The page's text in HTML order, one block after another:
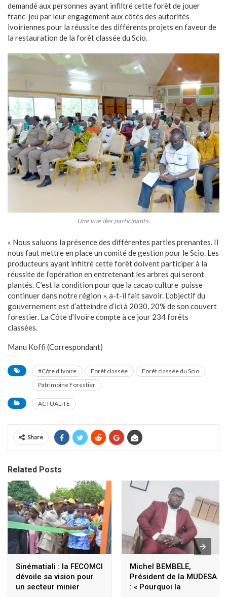
demandé aux personnes ayant infiltré cette forêt de jouer
franc-jeu par leur engagement aux côtés des autorités
ivoiriennes pour la réussite des différents projets en faveur de
la restauration de la forêt classée du Scio.
Une vue des participants.
« Nous saluons la présence des différentes parties prenantes. Il
nous faut mettre en place un comité de gestion pour le Scio. Les
producteurs ayant infiltré cette forêt doivent participer à la
réussite de l’opération en entretenant les arbres qui seront
plantés. C’est la condition pour que la cacao culture puisse
continuer dans notre région », a-t-il fait savoir. L’objectif du
gouvernement est d’atteindre d’ici à 2030, 20% de son couvert
forestier. La Côte d’Ivoire compte à ce jour 234 forêts
classées.
Manu Koffi (Correspondant)
#Côte d'Ivoire Forêt classée
Forêt classée du Scio
Patrimoine Forestier
ACTUALITE
Share
Related Posts
Sinématiali : la FECOMCI
dévoile sa vision pour
un secteur minier
Michel BEMBELE,
Président de la MUDESA
: « Pourquoi la